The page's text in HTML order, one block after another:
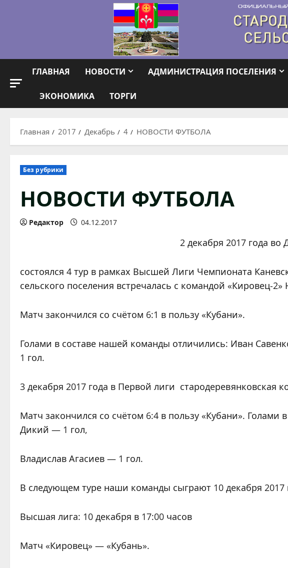
ГЛАВНАЯ НОВОСТИ АДМИНИСТРАЦИЯ ПОСЕЛЕНИЯ
ЭКОНОМИКА ТОРГИ
Главная 2017 Декабрь 4 НОВОСТИ ФУТБОЛА
Без рубрики
НОВОСТИ ФУТБОЛА
Редактор 04.12.2017
2 декабря 2017 года во
состоялся 4 тур в рамках Высшей Лиги Чемпионата
сельского поселения встречалась с командой «Кировец-
Матч закончился со счётом 6:1 в пользу «Кубани».
Голами в составе нашей команды отличились: Иван
1 гол.
3 декабря 2017 года в Первой лиги стародеревянковская
Матч закончился со счётом 6:4 в пользу «Кубани».
Дикий — 1 гол,
Владислав Агасиев — 1 гол.
В следующем туре наши команды сыграют 10 декабря 2017
Высшая лига: 10 декабря в 17:00 часов
Матч «Кировец» — «Кубань».